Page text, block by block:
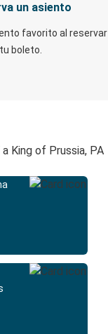
un asiento
favorito al reservar
tu boleto.
King of Prussia, PA